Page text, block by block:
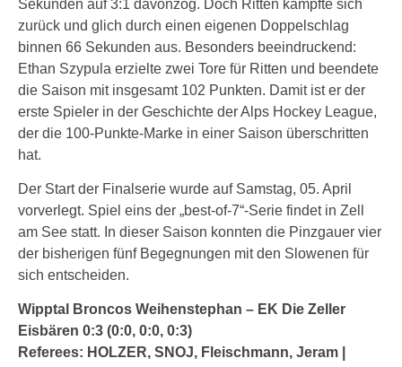
Sekunden auf 3:1 davonzog. Doch Ritten kämpfte sich
zurück und glich durch einen eigenen Doppelschlag
binnen 66 Sekunden aus. Besonders beeindruckend:
Ethan Szypula erzielte zwei Tore für Ritten und beendete
die Saison mit insgesamt 102 Punkten. Damit ist er der
erste Spieler in der Geschichte der Alps Hockey League,
der die 100-Punkte-Marke in einer Saison überschritten
hat.
Der Start der Finalserie wurde auf Samstag, 05. April
vorverlegt. Spiel eins der „best-of-7“-Serie findet in Zell
am See statt. In dieser Saison konnten die Pinzgauer vier
der bisherigen fünf Begegnungen mit den Slowenen für
sich entscheiden.
Wipptal Broncos Weihenstephan – EK Die Zeller
Eisbären 0:3 (0:0, 0:0, 0:3)
Referees: HOLZER, SNOJ, Fleischmann, Jeram |